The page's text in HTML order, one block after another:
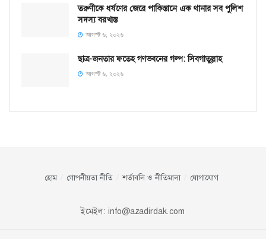
তরুণীকে ধর্ষণের জেরে পাকিস্তানে এক থানার সব পুলিশ
সদস্য বরখাস্ত
আগস্ট ৬, ২০২৬
ছাত্র-জনতার ফতেহ গণভবনের গল্প: সিবগাতুল্লাহ
আগস্ট ৬, ২০২৬
হোম গোপনীয়তা নীতি শর্তাবলি ও নীতিমালা যোগাযোগ
ইমেইল: info@azadirdak.com